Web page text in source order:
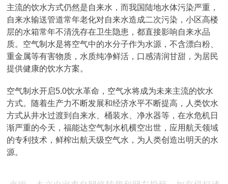
主流的饮水方式仍然是自来水，而我国陆地水体污染严重，
自来水输送管道常年老化对自来水造成二次污染，小区高楼
层的水箱常年不清洗存在卫生隐患，都直接影响自来水品
质。空气制水是将空气中的水分子作为水源，不含漂白粉、
重金属等有害物质，水质纯净鲜活，口感清润甘甜，为居民
提供健康的饮水方案。
空气制水开启5.0饮水革命，空气水将成为未来主流的饮水
方式。随着生产力不断发展和经济水平不断提高，人类饮水
方式从井水过渡到自来水、桶装水、净水器等，在水危机日
渐严重的今天，福能达空气制水机横空出世，应用航天领域
的专利技术，鲜榨出航天级空气水，为人类创造出明天的水
源。